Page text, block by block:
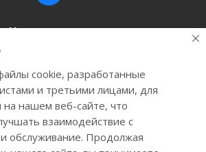
Наши контакты
05-15
ул. Заводское шоссе, 17
cookie, разработанные
и третьими лицами, для
на нашем веб-сайте, что
взаимодействие с
обслуживание. Продолжая